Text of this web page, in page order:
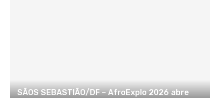
SÃOS SEBASTIÃO/DF – AfroExplo 2026 abre